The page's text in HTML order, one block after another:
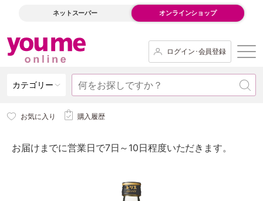
ネットスーパー オンラインショップ
ログイン･会員登録
カテゴリー
お気に入り 購入履歴
お届けまでに営業日で7日～10日程度いただきます。